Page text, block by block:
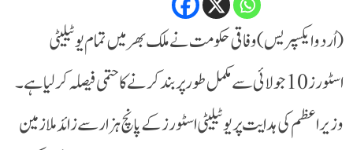
(اُردو ایکسپریس) وفاقی حکومت نے ملک بھر میں تمام یوٹیلیٹی
اسٹورز 10 جولائی سے مکمل طور پر بند کرنے کا حتمی فیصلہ کر لیا ہے۔
وزیراعظم کی ہدایت پر یوٹیلیٹی اسٹورز کے پانچ ہزار سے زائد ملازمین